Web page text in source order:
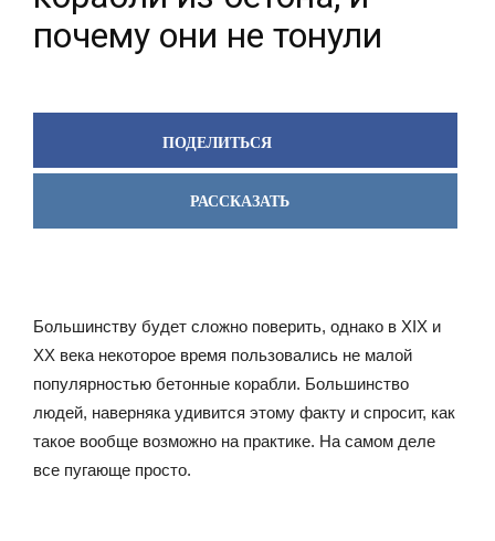
почему они не тонули
ПОДЕЛИТЬСЯ
РАССКАЗАТЬ
Большинству будет сложно поверить, однако в XIX и
XX века некоторое время пользовались не малой
популярностью бетонные корабли. Большинство
людей, наверняка удивится этому факту и спросит, как
такое вообще возможно на практике. На самом деле
все пугающе просто.